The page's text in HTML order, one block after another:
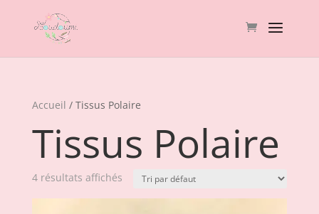
Accueil / Tissus Polaire
Tissus Polaire
4 résultats affichés